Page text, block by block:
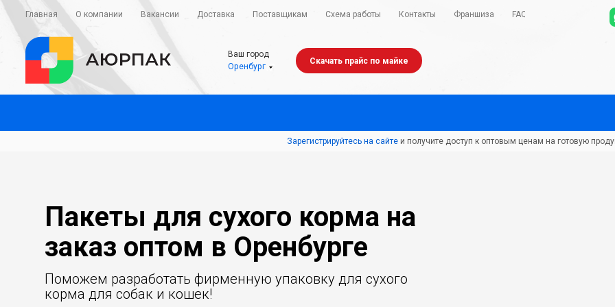
Главная О компании Вакансии Доставка Поставщикам Схема работы Контакты Франшиза FAQ
Ваш город
Оренбург
Скачать прайс по майке
Зарегистрируйтесь на сайтеи получите доступ к оптовым ценам на готовую
Пакеты для сухого корма на
заказ оптом в Оренбурге
Поможем разработать фирменную упаковку для сухого
корма для собак и кошек!